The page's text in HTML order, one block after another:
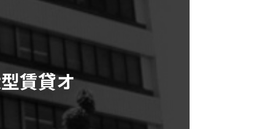
賃貸オ